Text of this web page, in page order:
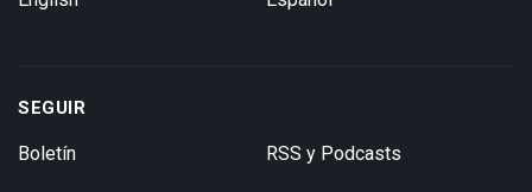
SEGUIR
Boletín RSS y Podcasts